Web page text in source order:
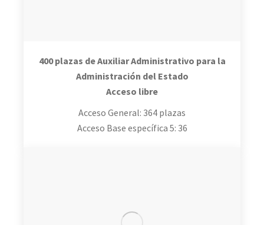
400 plazas de Auxiliar Administrativo para la
Administración del Estado
Acceso libre
Acceso General: 364 plazas
Acceso Base específica 5: 36